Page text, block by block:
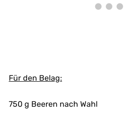
Für den Belag:
750 g Beeren nach Wahl